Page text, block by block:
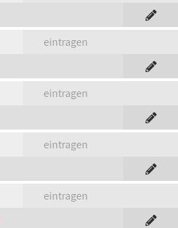
eintragen
eintragen
eintragen
eintragen